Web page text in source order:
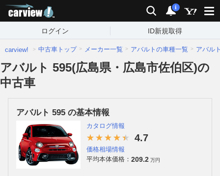
検索 通知
i
ログイン ID新規取得
carview! 中古車トップ メーカー一覧 アバルトの車種一覧 アバル
アバルト 595(広島県・広島市佐伯区)の
中古車
アバルト 595 の基本情報
カタログ情報
4.7
価格相場情報
平均本体価格： 209.2 万円